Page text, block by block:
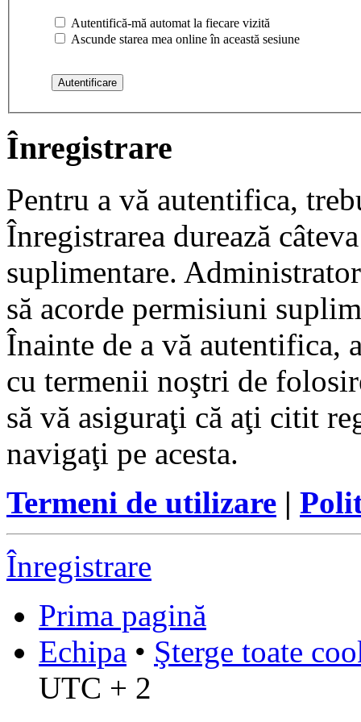
Autentifică-mă automat la fiecare vizită
Ascunde starea mea online în această sesiune
Înregistrare
Pentru a vă autentifica,
Înregistrarea durează
suplimentare.
să acorde permisiuni
Înainte de a vă autentifica,
cu termenii noştri de
să vă asiguraţi că aţi citit
navigaţi pe acesta.
Termeni de utilizare |
Înregistrare
Prima pagină
Echipa • Şterge toate
UTC + 2